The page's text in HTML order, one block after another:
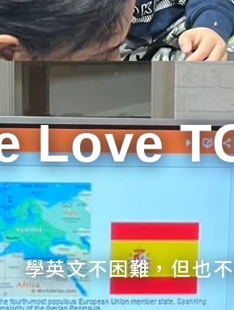
Love
學英文不困難，但也